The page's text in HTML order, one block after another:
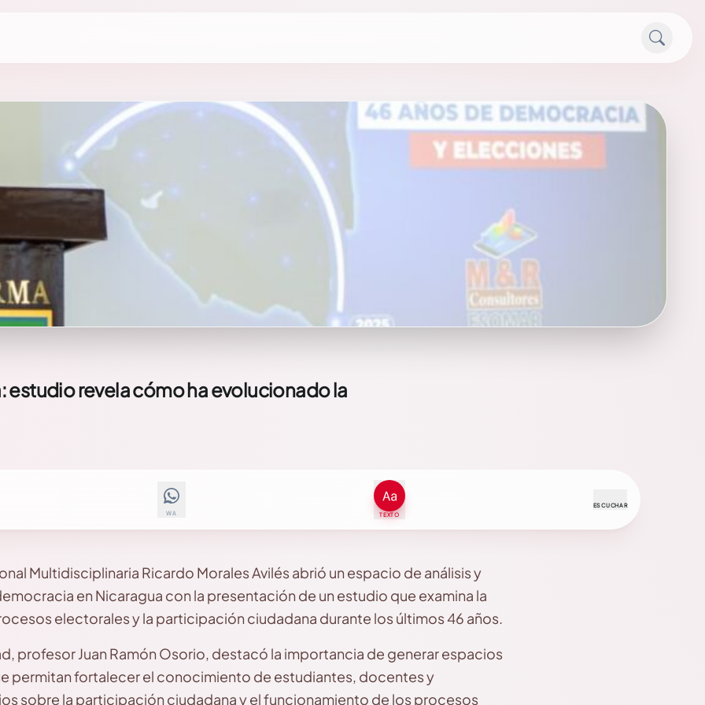
estudio revela cómo ha evolucionado la
WA TEXTO
ESCUCHAR
Multidisciplinaria Ricardo Morales Avilés abrió un espacio de análisis y
en Nicaragua con la presentación de un estudio que examina la
electorales y la participación ciudadana durante los últimos 46 años.
profesor Juan Ramón Osorio, destacó la importancia de generar espacios
permitan fortalecer el conocimiento de estudiantes, docentes y
sobre la participación ciudadana y el funcionamiento de los procesos